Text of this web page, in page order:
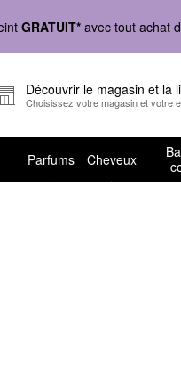
GRATUIT* avec tout achat
Découvrir le magasin et la
Choisissez votre magasin et votre
Parfums Cheveux